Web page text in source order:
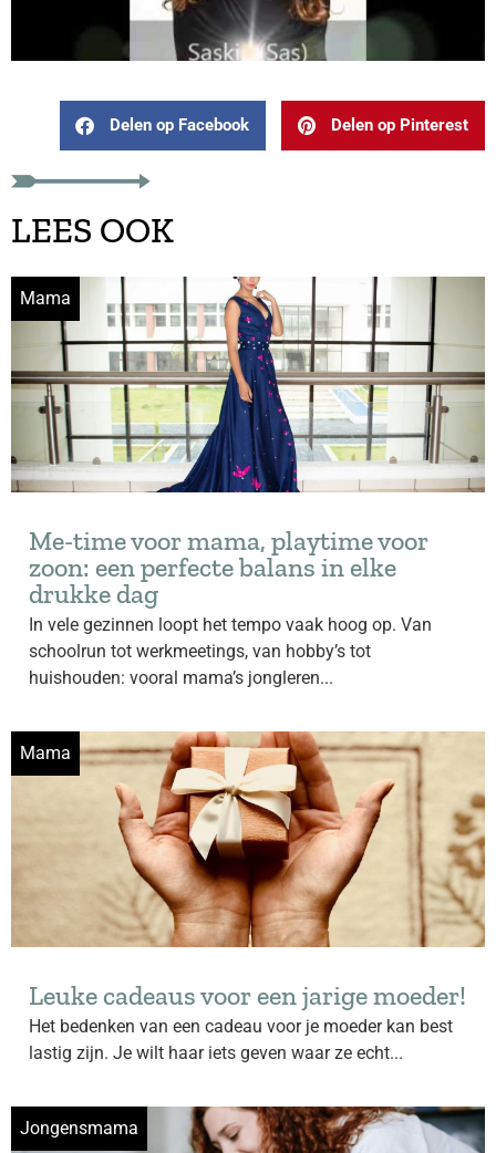
Delen op Facebook Delen op Pinterest
LEES OOK
Mama
Me-time voor mama, playtime voor
zoon: een perfecte balans in elke
drukke dag
In vele gezinnen loopt het tempo vaak hoog op. Van
schoolrun tot werkmeetings, van hobby’s tot
huishouden: vooral mama’s jongleren...
Mama
Leuke cadeaus voor een jarige moeder!
Het bedenken van een cadeau voor je moeder kan best
lastig zijn. Je wilt haar iets geven waar ze echt...
Jongensmama